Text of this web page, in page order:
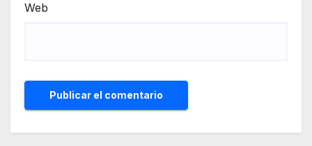
Web